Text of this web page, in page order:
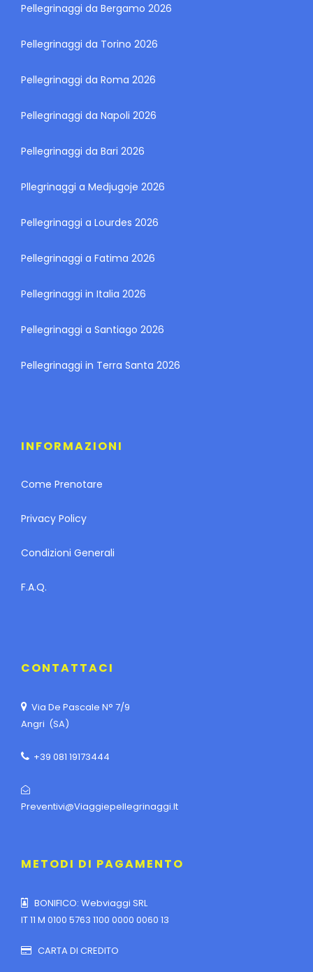
Pellegrinaggi da Bergamo 2026
Pellegrinaggi da Torino 2026
Pellegrinaggi da Roma 2026
Pellegrinaggi da Napoli 2026
Pellegrinaggi da Bari 2026
Pllegrinaggi a Medjugoje 2026
Pellegrinaggi a Lourdes 2026
Pellegrinaggi a Fatima 2026
Pellegrinaggi in Italia 2026
Pellegrinaggi a Santiago 2026
Pellegrinaggi in Terra Santa 2026
INFORMAZIONI
Come Prenotare
Privacy Policy
Condizioni Generali
F.A.Q.
CONTATTACI
Via De Pascale N° 7/9
Angri (SA)
+39 081 19173444
Preventivi@viaggiepellegrinaggi.it
METODI DI PAGAMENTO
BONIFICO: Webviaggi SRL
IT 11 M 0100 5763 1100 0000 0060 13
CARTA DI CREDITO